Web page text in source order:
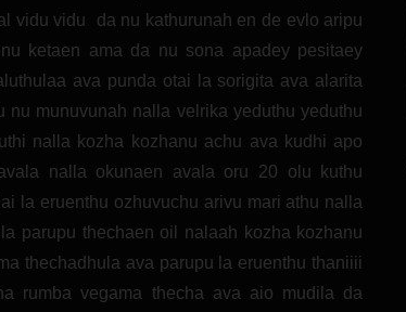
vidu vidu da nu kathurunah en de evlo aripu
ketaen ama da nu sona apadey pesitaey
ava punda otai la sorigita ava alarita
munuvunah nalla velrika yeduthu yeduthu
nalla kozha kozhanu achu ava kudhi apo
nalla okunaen avala oru 20 olu kuthu
la eruenthu ozhuvuchu arivu mari athu nalla
parupu thechaen oil nalaah kozha kozhanu
thechadhula ava parupu la eruenthu thaniiii
rumba vegama thecha ava aio mudila da